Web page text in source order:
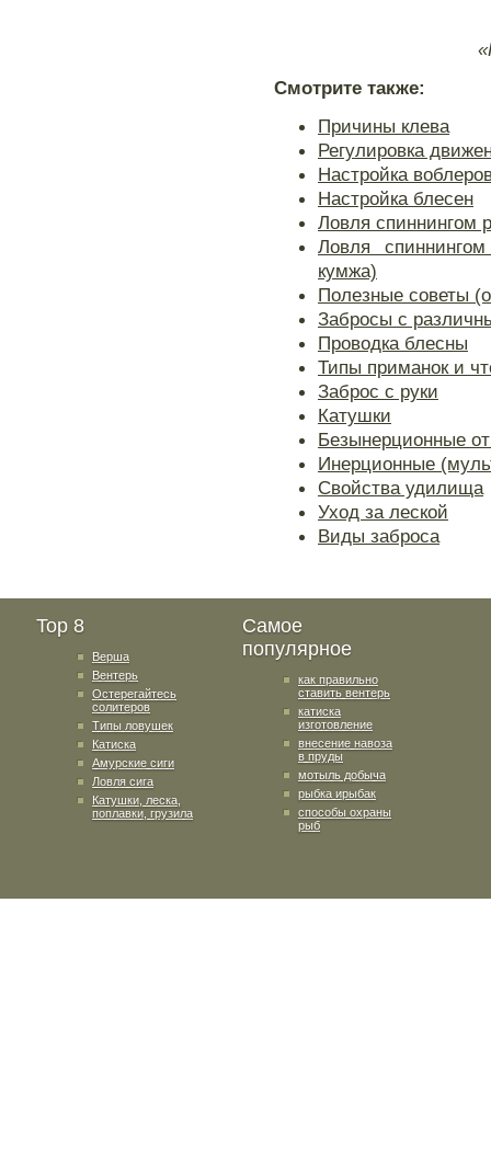
Смотрите также:
Причины клева
Регулировка
Настройка
Настройка блесен
Ловля спиннингом
Ловля
кумжа)
Полезные советы
Забросы с
Проводка блесны
Типы приманок и
Заброс с руки
Катушки
Безынерционные
Инерционные
Свойства удилища
Уход за леской
Виды заброса
Top 8
Верша
Вентерь
Остерегайтесь
солитеров
Типы ловушек
Катиска
Амурские сиги
Ловля сига
Катушки, леска,
поплавки, грузила
Самое
популярное
как правильно
ставить вентерь
катиска
изготовление
внесение навоза
в пруды
мотыль добыча
рыбка ирыбак
способы охраны
рыб